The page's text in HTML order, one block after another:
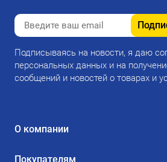
Подписываясь на новости, я даю
персональных данных и на
сообщений и новостей о товарах и
О компании
Покупателям